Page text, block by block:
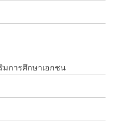
มการศึกษาเอกชน